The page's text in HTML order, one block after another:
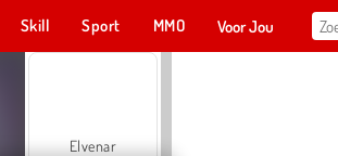
Skill Sport MMO Voor Jou
Elvenar